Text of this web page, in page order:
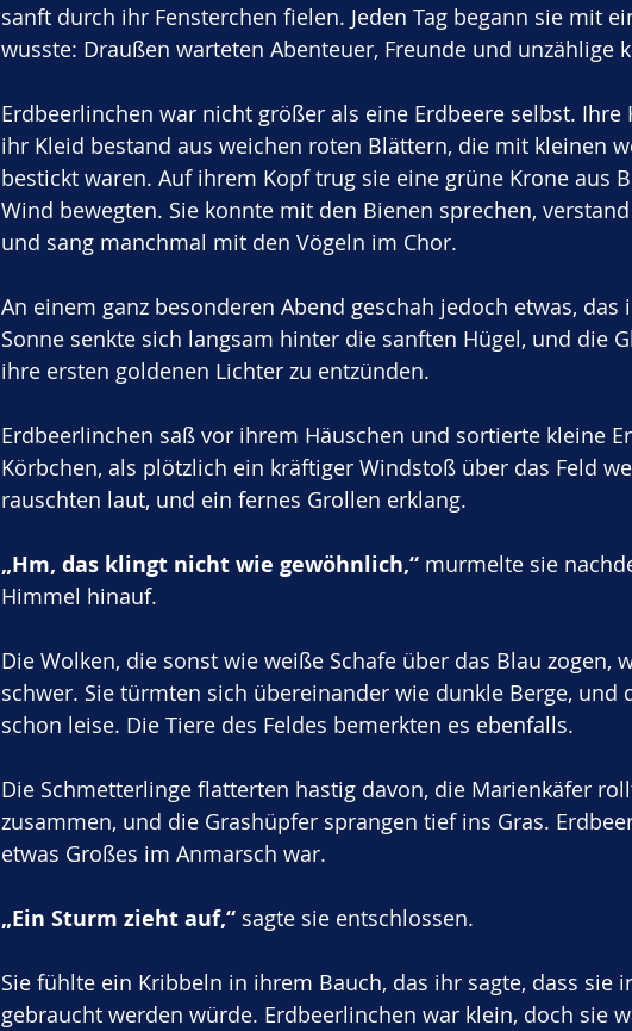
sanft durch ihr Fensterchen fielen. Jeden Tag begann sie mit
wusste: Draußen warteten Abenteuer, Freunde und unzählige
Erdbeerlinchen war nicht größer als eine Erdbeere selbst. Ihre
ihr Kleid bestand aus weichen roten Blättern, die mit kleinen
bestickt waren. Auf ihrem Kopf trug sie eine grüne Krone aus
Wind bewegten. Sie konnte mit den Bienen sprechen,
und sang manchmal mit den Vögeln im Chor.
An einem ganz besonderen Abend geschah jedoch etwas,
Sonne senkte sich langsam hinter die sanften Hügel, und die
ihre ersten goldenen Lichter zu entzünden.
Erdbeerlinchen saß vor ihrem Häuschen und sortierte kleine
Körbchen, als plötzlich ein kräftiger Windstoß über das Feld
rauschten laut, und ein fernes Grollen erklang.
„Hm, das klingt nicht wie gewöhnlich,“ murmelte sie
Himmel hinauf.
Die Wolken, die sonst wie weiße Schafe über das Blau zogen,
schwer. Sie türmten sich übereinander wie dunkle Berge, und
schon leise. Die Tiere des Feldes bemerkten es ebenfalls.
Die Schmetterlinge flatterten hastig davon, die Marienkäfer
zusammen, und die Grashüpfer sprangen tief ins Gras.
etwas Großes im Anmarsch war.
„Ein Sturm zieht auf,“ sagte sie entschlossen.
Sie fühlte ein Kribbeln in ihrem Bauch, das ihr sagte, dass sie
gebraucht werden würde. Erdbeerlinchen war klein, doch sie